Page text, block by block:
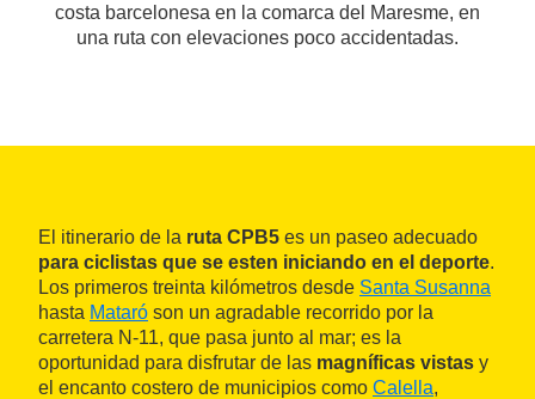
costa barcelonesa en la comarca del Maresme, en
una ruta con elevaciones poco accidentadas.
El itinerario de la ruta CPB5 es un paseo adecuado
para ciclistas que se esten iniciando en el deporte.
Los primeros treinta kilómetros desde Santa Susanna
hasta Mataró son un agradable recorrido por la
carretera N-11, que pasa junto al mar; es la
oportunidad para disfrutar de las magníficas vistas y
el encanto costero de municipios como Calella,